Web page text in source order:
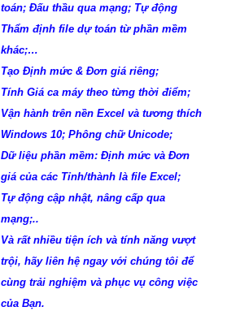
toán; Đấu thầu qua mạng; Tự động
Thẩm định file dự toán từ phần mềm
khác;…
Tạo Định mức & Đơn giá riêng;
Tính Giá ca máy theo từng thời điểm;
Vận hành trên nền Excel và tương thích
Windows 10; Phông chữ Unicode;
Dữ liệu phần mềm: Định mức và Đơn
giá của các Tỉnh/thành là file Excel;
Tự động cập nhật, nâng cấp qua
mạng;..
Và rất nhiều tiện ích và tính năng vượt
trội, hãy liên hệ ngay với chúng tôi để
cùng trải nghiệm và phục vụ công việc
của Bạn.